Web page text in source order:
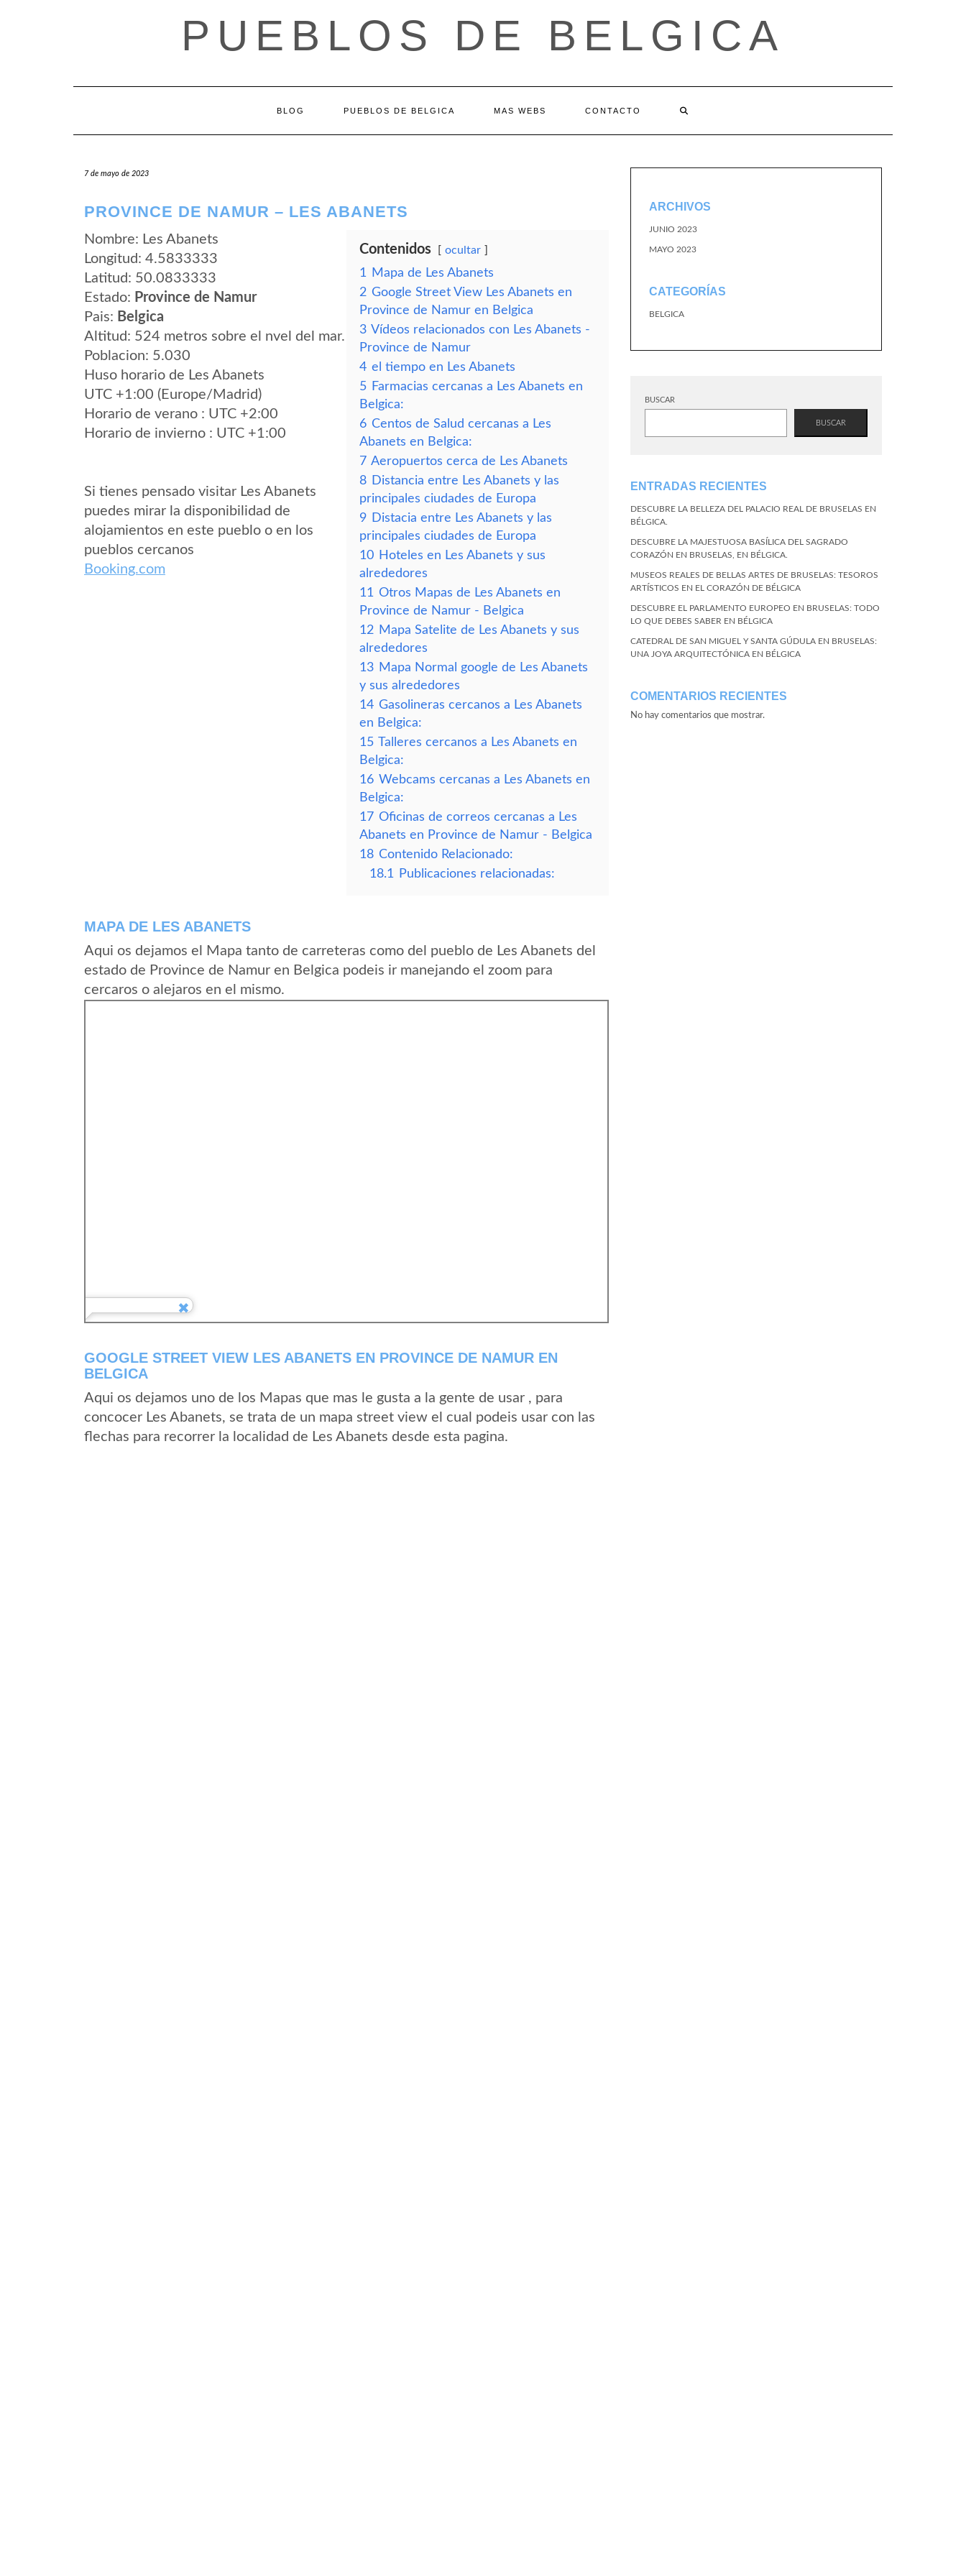
PUEBLOS DE BELGICA
BLOG PUEBLOS DE BELGICA MAS WEBS CONTACTO
7 de mayo de 2023
PROVINCE DE NAMUR – LES ABANETS
Nombre: Les Abanets
Longitud: 4.5833333
Latitud: 50.0833333
Estado: Province de Namur
Pais: Belgica
Altitud: 524 metros sobre el nvel del mar.
Poblacion: 5.030
Huso horario de Les Abanets
UTC +1:00 (Europe/Madrid)
Horario de verano : UTC +2:00
Horario de invierno : UTC +1:00
Si tienes pensado visitar Les Abanets
puedes mirar la disponibilidad de
alojamientos en este pueblo o en los
pueblos cercanos
Booking.com
Contenidos ocultar
1
Mapa de Les Abanets
2 Google Street View Les Abanets en
Province de Namur en Belgica
3 Vídeos relacionados con Les Abanets -
Province de Namur
4 el tiempo en Les Abanets
5 Farmacias cercanas a Les Abanets en
Belgica:
6 Centos de Salud cercanas a Les
Abanets en Belgica:
7 Aeropuertos cerca de Les Abanets
8 Distancia entre Les Abanets y las
principales ciudades de Europa
9 Distacia entre Les Abanets y las
principales ciudades de Europa
10 Hoteles en Les Abanets y sus
alrededores
11 Otros Mapas de Les Abanets en
Province de Namur - Belgica
12 Mapa Satelite de Les Abanets y sus
alrededores
13 Mapa Normal google de Les Abanets
y sus alrededores
14 Gasolineras cercanos a Les Abanets
en Belgica:
15 Talleres cercanos a Les Abanets en
Belgica:
16 Webcams cercanas a Les Abanets en
Belgica:
17 Oficinas de correos cercanas a Les
Abanets en Province de Namur - Belgica
18 Contenido Relacionado:
18.1
Publicaciones relacionadas:
MAPA DE LES ABANETS
Aqui os dejamos el Mapa tanto de carreteras como del pueblo de Les Abanets del
estado de Province de Namur en Belgica podeis ir manejando el zoom para
cercaros o alejaros en el mismo.
GOOGLE STREET VIEW LES ABANETS EN PROVINCE DE NAMUR EN
BELGICA
Aqui os dejamos uno de los Mapas que mas le gusta a la gente de usar , para
concocer Les Abanets, se trata de un mapa street view el cual podeis usar con las
flechas para recorrer la localidad de Les Abanets desde esta pagina.
ARCHIVOS
JUNIO 2023
MAYO 2023
CATEGORÍAS
BELGICA
BUSCAR
BUSCAR
ENTRADAS RECIENTES
DESCUBRE LA BELLEZA DEL PALACIO REAL DE BRUSELAS EN
BÉLGICA.
DESCUBRE LA MAJESTUOSA BASÍLICA DEL SAGRADO
CORAZÓN EN BRUSELAS, EN BÉLGICA.
MUSEOS REALES DE BELLAS ARTES DE BRUSELAS: TESOROS
ARTÍSTICOS EN EL CORAZÓN DE BÉLGICA
DESCUBRE EL PARLAMENTO EUROPEO EN BRUSELAS: TODO
LO QUE DEBES SABER EN BÉLGICA
CATEDRAL DE SAN MIGUEL Y SANTA GÚDULA EN BRUSELAS:
UNA JOYA ARQUITECTÓNICA EN BÉLGICA
COMENTARIOS RECIENTES
No hay comentarios que mostrar.